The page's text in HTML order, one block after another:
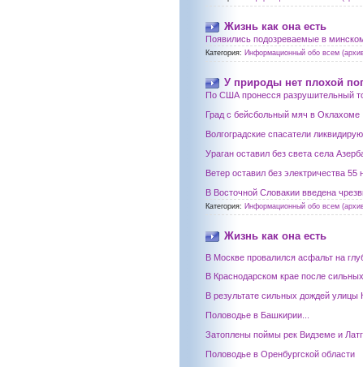
Жизнь как она есть
Появились подозреваемые в
Категория: Информационный обо всем
У природы нет плохой
По США пронесся разрушительный
Град с бейсбольный мяч в Оклахоме
Волгоградские спасатели
Ураган оставил без света села
Ветер оставил без электричества
В Восточной Словакии введена
Категория: Информационный обо всем
Жизнь как она есть
В Москве провалился асфальт на
В Краснодарском крае после
В результате сильных дождей улицы
Половодье в Башкирии...
Затоплены поймы рек Видземе и
Половодье в Оренбургской области